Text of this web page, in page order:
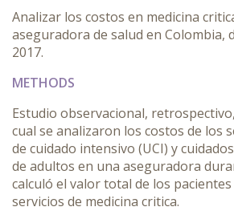
Analizar los costos en medicina
aseguradora de salud en Colombia,
2017.
METHODS
Estudio observacional,
cual se analizaron los costos de los
de cuidado intensivo (UCI) y
de adultos en una aseguradora
calculó el valor total de los
servicios de medicina critica.